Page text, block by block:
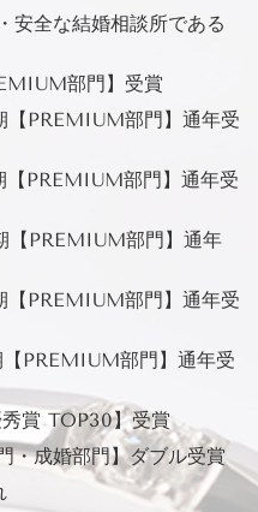
安全な結婚相談所である
部門】受賞
PREMIUM部門】通年受
PREMIUM部門】通年受
PREMIUM部門】通年
PREMIUM部門】通年受
PREMIUM部門】通年受
賞 TOP30】受賞
・成婚部門】ダブル受賞